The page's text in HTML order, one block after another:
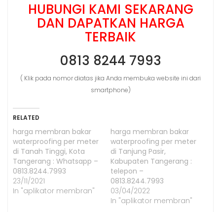
HUBUNGI KAMI SEKARANG
DAN DAPATKAN HARGA
TERBAIK
0813 8244 7993
( Klik pada nomor diatas jika Anda membuka website ini dari
smartphone)
RELATED
harga membran bakar
waterproofing per meter
di Tanah Tinggi, Kota
Tangerang : Whatsapp –
0813.8244.7993
23/11/2021
In "aplikator membran"
harga membran bakar
waterproofing per meter
di Tanjung Pasir,
Kabupaten Tangerang :
telepon –
0813.8244.7993
03/04/2022
In "aplikator membran"